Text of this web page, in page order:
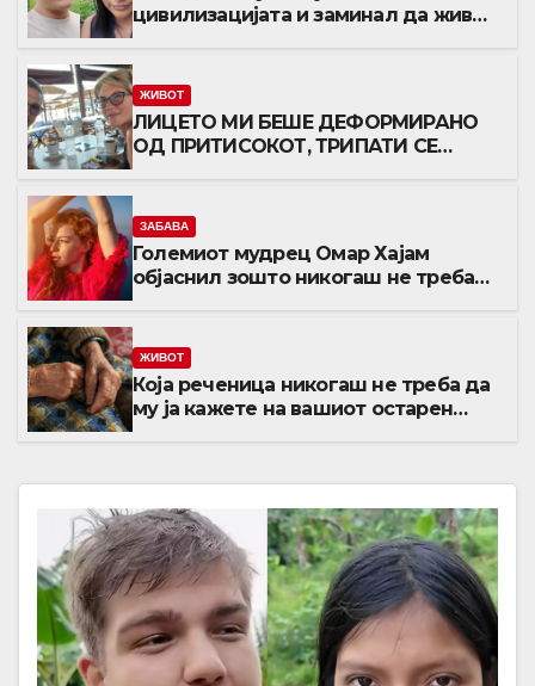
цивилизацијата и заминал да живее
опасно им се замерил, а го спасила
убавата Марија
ЖИВОТ
ЛИЦЕТО МИ БЕШЕ ДЕФОРМИРАНО
ОД ПРИТИСОКОТ, ТРИПАТИ СЕ
од авион!
ЗАБАВА
Големиот мудрец Омар Хајам
објаснил зошто никогаш не треба
најдобрите совети
ЖИВОТ
Која реченица никогаш не треба да
му ја кажете на вашиот остарен